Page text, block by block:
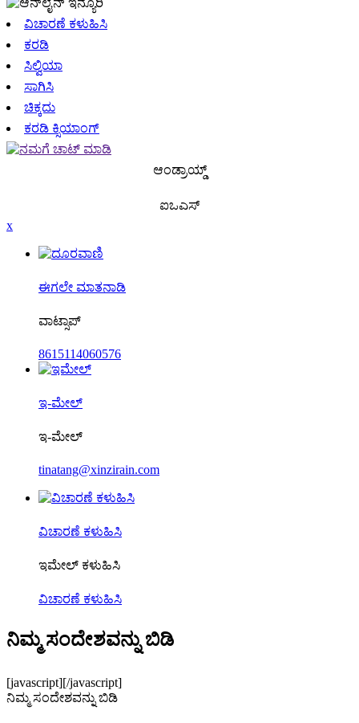
ವಿಚಾರಣೆ ಕಳುಹಿಸಿ
ಕರಡಿ
ಸಿಲ್ವಿಯಾ
ಸಾಗಿಸಿ
ಚಿಕ್ಕದು
ಕರಡಿ ಕ್ಸಿಯಾಂಗ್
ಆಂಡ್ರಾಯ್ಡ್
ಐಒಎಸ್
x
ಈಗಲೇ ಮಾತನಾಡಿ
ವಾಟ್ಸಾಪ್
8615114060576
ಇ-ಮೇಲ್
ಇ-ಮೇಲ್
tinatang@xinzirain.com
ವಿಚಾರಣೆ ಕಳುಹಿಸಿ
ಇಮೇಲ್ ಕಳುಹಿಸಿ
ವಿಚಾರಣೆ ಕಳುಹಿಸಿ
ನಿಮ್ಮ ಸಂದೇಶವನ್ನು ಬಿಡಿ
[javascript][/javascript]
ನಿಮ್ಮ ಸಂದೇಶವನ್ನು ಬಿಡಿ